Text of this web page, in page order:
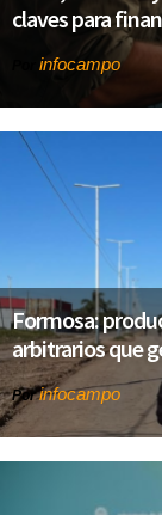
claves para
infocampo
Formosa:
arbitrarios que
Porinfocampo